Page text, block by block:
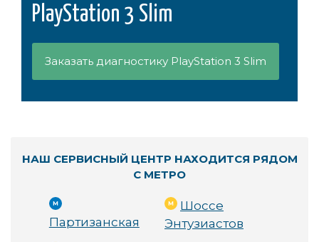
PlayStation 3 Slim
Заказать диагностику PlayStation 3 Slim
НАШ СЕРВИСНЫЙ ЦЕНТР НАХОДИТСЯ РЯДОМ
С МЕТРО
Партизанская
Шоссе
Энтузиастов